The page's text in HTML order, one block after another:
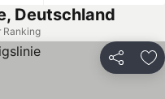
Deutschland
Ranking
Teilen